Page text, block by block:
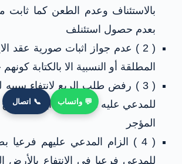
بالاستئناف وعدم الطعن كما ثابت
بعدم حصول استئنلف
( 2 ) عدم جواز اثبات صورية عقد
المطلقة أو النسبية الا بالكتابة
( 3 ) رفض طلب الريع لانتفاء
للمدعي عليه أصليا بعقد ايجار
المؤجر
( 4 ) الزام المدعي عليهم
للمدعي فرعيا في الانتفاع
💬 واتساب 📞 اتصال